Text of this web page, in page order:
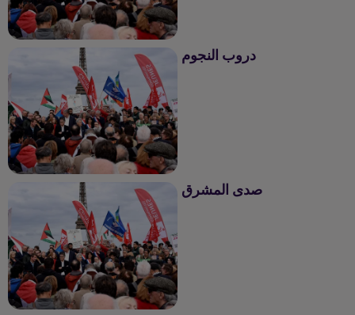
دروب النجوم
صدى المشرق